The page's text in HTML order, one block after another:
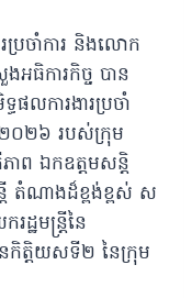
រចាំការ និងលោក
អធិការកិច្ច បាន
ផលការងារប្រចាំ
២០២៦ របស់ក្រុម
ភាព ឯកឧត្តមសន្តិ
តំណាងដ៏ខ្ពង់ខ្ពស់ ស
ឋមន្ត្រីនៃ
នកិត្តិយសទី២ នៃក្រុម